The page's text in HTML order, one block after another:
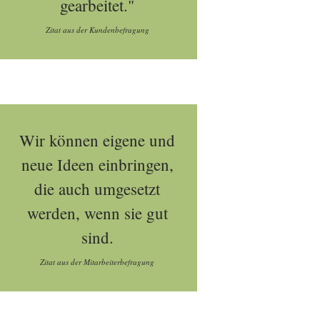
gearbeitet."
Zitat aus der Kundenbefragung
Wir können eigene und
neue Ideen einbringen,
die auch umgesetzt
werden, wenn sie gut
sind.
Zitat aus der Mitarbeiterbefragung